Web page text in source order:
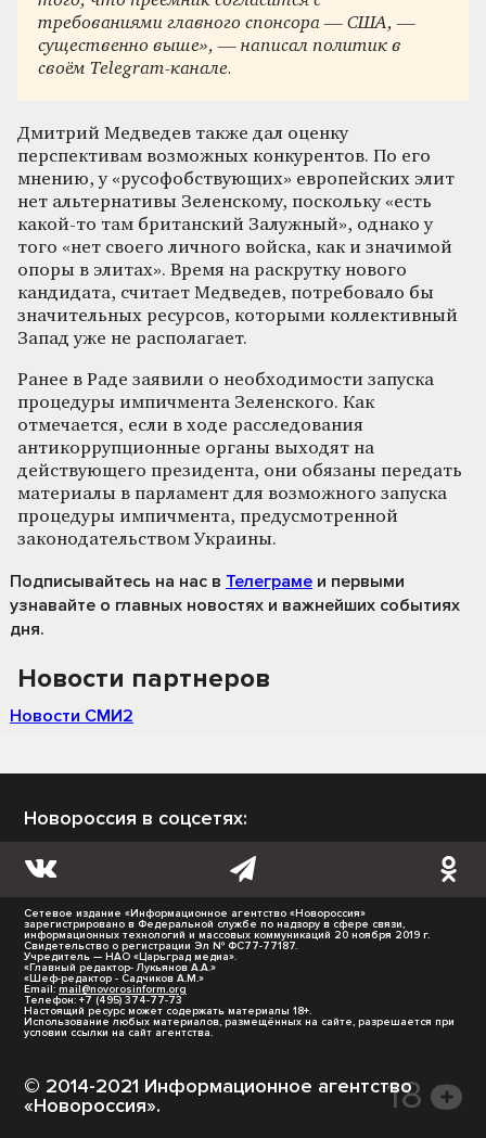
требованиями главного спонсора — США, —
существенно выше», — написал политик в
своём Telegram-канале.
Дмитрий Медведев также дал оценку
перспективам возможных конкурентов. По его
мнению, у «русофобствующих» европейских элит
нет альтернативы Зеленскому, поскольку «есть
какой-то там британский Залужный», однако у
того «нет своего личного войска, как и значимой
опоры в элитах». Время на раскрутку нового
кандидата, считает Медведев, потребовало бы
значительных ресурсов, которыми коллективный
Запад уже не располагает.
Ранее в Раде заявили о необходимости запуска
процедуры импичмента Зеленского. Как
отмечается, если в ходе расследования
антикоррупционные органы выходят на
действующего президента, они обязаны передать
материалы в парламент для возможного запуска
процедуры импичмента, предусмотренной
законодательством Украины.
Подписывайтесь на нас в Телеграме и первыми
узнавайте о главных новостях и важнейших событиях
дня.
Новости партнеров
Новости СМИ2
Новороссия в соцсетях:
Сетевое издание «Информационное агентство «Новороссия»
зарегистрировано в Федеральной службе по надзору в сфере связи,
информационных технологий и массовых коммуникаций 20 ноября 2019 г.
Свидетельство о регистрации Эл № ФС77-77187.
Учредитель — НАО «Царьград медиа».
«Главный редактор- Лукьянов А.А.»
«Шеф-редактор - Садчиков А.М.»
Email: mail@novorosinform.org
Телефон: +7 (495) 374-77-73
Настоящий ресурс может содержать материалы 18+.
Использование любых материалов, размещённых на сайте, разрешается при
условии ссылки на сайт агентства.
© 2014-2021 Информационное агентство
«Новороссия».